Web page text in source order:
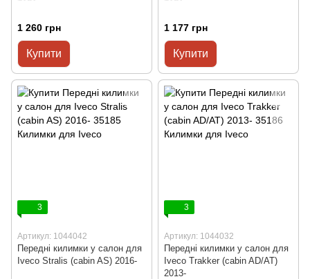
1 260 грн
Купити
1 177 грн
Купити
3
Артикул: 1044042
Передні килимки у салон для
Iveco Stralis (cabin AS) 2016-
3
Артикул: 1044032
Передні килимки у салон для
Iveco Trakker (cabin AD/AT)
2013-